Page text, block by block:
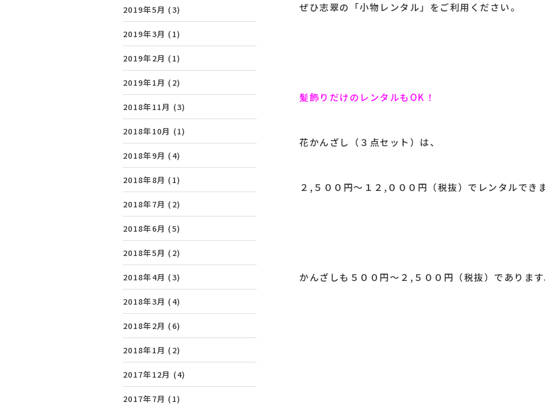
ぜひ志翠の「小物レンタル」をご利用ください。
髪飾りだけのレンタルもOK！
花かんざし（３点セット）は、
２,５００円～１２,０００円（税抜）でレンタルでき
かんざしも５００円～２,５００円（税抜）でありま
2019年5月 (3)
2019年3月 (1)
2019年2月 (1)
2019年1月 (2)
2018年11月 (3)
2018年10月 (1)
2018年9月 (4)
2018年8月 (1)
2018年7月 (2)
2018年6月 (5)
2018年5月 (2)
2018年4月 (3)
2018年3月 (4)
2018年2月 (6)
2018年1月 (2)
2017年12月 (4)
2017年7月 (1)